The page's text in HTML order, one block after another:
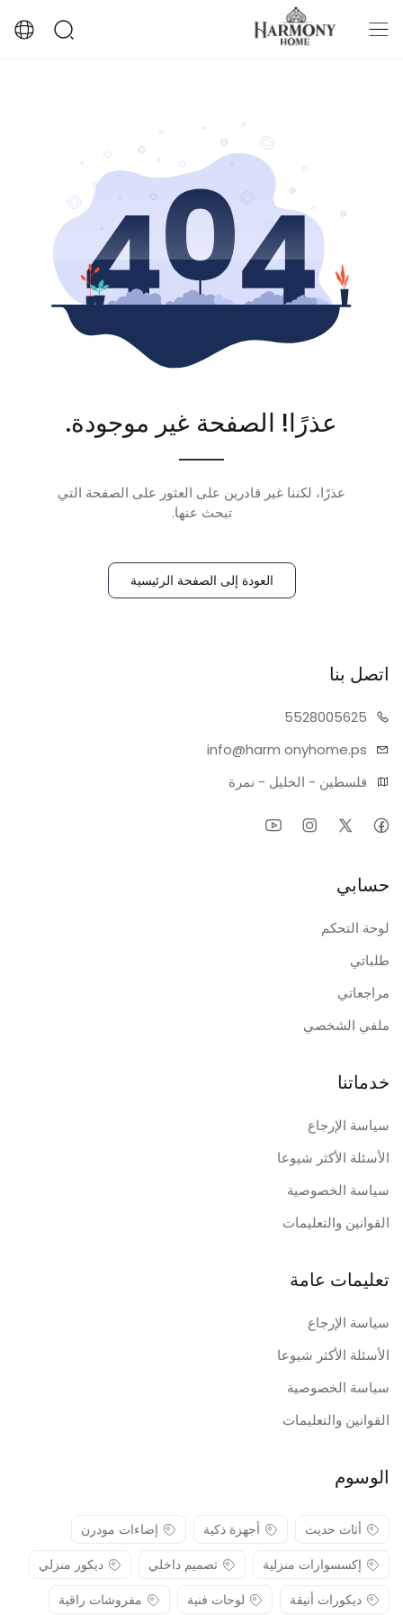
عذرًا! الصفحة غير موجودة.
عذرًا، لكننا غير قادرين على العثور على الصفحة التي
تبحث عنها.
العودة إلى الصفحة الرئيسية
اتصل بنا
05625
55280
info@harm onyhome.ps
فلسطين - الخليل - نمرة
حسابي
لوحة التحكم
طلباتي
مراجعاتي
ملفي الشخصي
خدماتنا
سياسة الإرجاع
الأسئلة الأكثر شيوعا
سياسة الخصوصية
القوانين والتعليمات
تعليمات عامة
سياسة الإرجاع
الأسئلة الأكثر شيوعا
سياسة الخصوصية
القوانين والتعليمات
الوسوم
أثاث حديث أجهزة ذكية
إضاءات مودرن
إكسسوارات منزلية
تصميم داخلي
ديكور منزلي
ديكورات أنيقة
لوحات فنية مفروشات راقية